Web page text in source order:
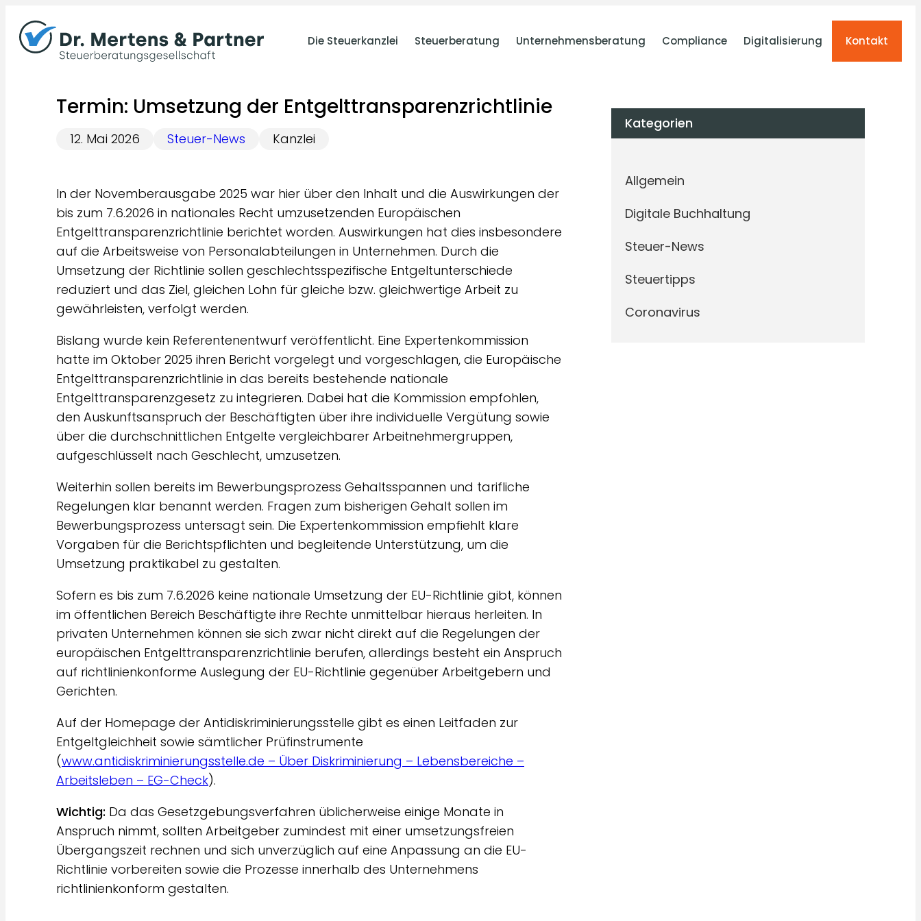
Inhalt
springen
Die Steuerkanzlei Steuerberatung Unternehmensberatung Compliance Digitalisierung Kontakt
Termin: Umsetzung der Entgelttransparenzrichtlinie
12. Mai 2026 Steuer-News Kanzlei
In der Novemberausgabe 2025 war hier über den Inhalt und die Auswirkungen der
bis zum 7.6.2026 in nationales Recht umzusetzenden Europäischen
Entgelttransparenzrichtlinie berichtet worden. Auswirkungen hat dies insbesondere
auf die Arbeitsweise von Personalabteilungen in Unternehmen. Durch die
Umsetzung der Richtlinie sollen geschlechtsspezifische Entgeltunterschiede
reduziert und das Ziel, gleichen Lohn für gleiche bzw. gleichwertige Arbeit zu
gewährleisten, verfolgt werden.
Bislang wurde kein Referentenentwurf veröffentlicht. Eine Expertenkommission
hatte im Oktober 2025 ihren Bericht vorgelegt und vorgeschlagen, die Europäische
Entgelttransparenzrichtlinie in das bereits bestehende nationale
Entgelttransparenzgesetz zu integrieren. Dabei hat die Kommission empfohlen,
den Auskunftsanspruch der Beschäftigten über ihre individuelle Vergütung sowie
über die durchschnittlichen Entgelte vergleichbarer Arbeitnehmergruppen,
aufgeschlüsselt nach Geschlecht, umzusetzen.
Weiterhin sollen bereits im Bewerbungsprozess Gehaltsspannen und tarifliche
Regelungen klar benannt werden. Fragen zum bisherigen Gehalt sollen im
Bewerbungsprozess untersagt sein. Die Expertenkommission empfiehlt klare
Vorgaben für die Berichtspflichten und begleitende Unterstützung, um die
Umsetzung praktikabel zu gestalten.
Sofern es bis zum 7.6.2026 keine nationale Umsetzung der EU-Richtlinie gibt, können
im öffentlichen Bereich Beschäftigte ihre Rechte unmittelbar hieraus herleiten. In
privaten Unternehmen können sie sich zwar nicht direkt auf die Regelungen der
europäischen Entgelttransparenzrichtlinie berufen, allerdings besteht ein Anspruch
auf richtlinienkonforme Auslegung der EU-Richtlinie gegenüber Arbeitgebern und
Gerichten.
Auf der Homepage der Antidiskriminierungsstelle gibt es einen Leitfaden zur
Entgeltgleichheit sowie sämtlicher Prüfinstrumente
(www.antidiskriminierungsstelle.de – Über Diskriminierung – Lebensbereiche –
Arbeitsleben – EG-Check).
Wichtig: Da das Gesetzgebungsverfahren üblicherweise einige Monate in
Anspruch nimmt, sollten Arbeitgeber zumindest mit einer umsetzungsfreien
Übergangszeit rechnen und sich unverzüglich auf eine Anpassung an die EU-
Richtlinie vorbereiten sowie die Prozesse innerhalb des Unternehmens
richtlinienkonform gestalten.
Kategorien
Allgemein
Digitale Buchhaltung
Steuer-News
Steuertipps
Coronavirus